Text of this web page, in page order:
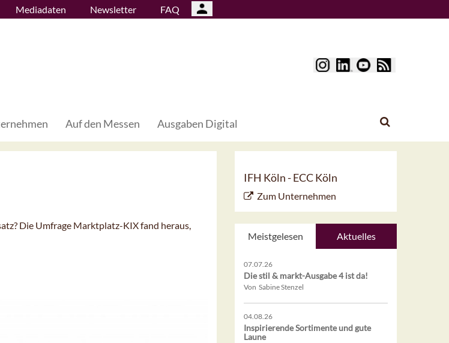
Mediadaten Newsletter FAQ
Auf den Messen Ausgaben Digital
Die Umfrage Marktplatz-KIX fand heraus,
IFH Köln - ECC Köln
Zum Unternehmen
Meistgelesen Aktuelles
07.07.26
Die stil & markt-Ausgabe 4 ist da!
Von Sabine Stenzel
04.08.26
Inspirierende Sortimente und gute
Laune